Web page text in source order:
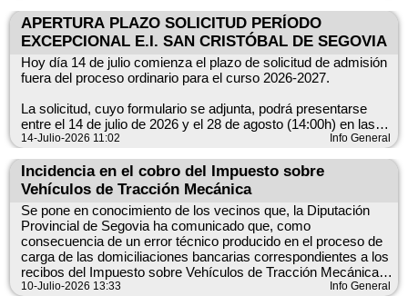
APERTURA PLAZO SOLICITUD PERÍODO
EXCEPCIONAL E.I. SAN CRISTÓBAL DE SEGOVIA
Hoy día 14 de julio comienza el plazo de solicitud de admisión
fuera del proceso ordinario para el curso 2026-2027.
La solicitud, cuyo formulario se adjunta, podrá presentarse
entre el 14 de julio de 2026 y el 28 de agosto (14:00h) en las
oficinas del ayuntamiento si nuestra escuela infantil es la
primera opción si nuestra escuela infantil no lo es, o de no ser
ello posible, en las direcciones provinciales de educación.
Las condiciones de excepcionalidad vienen indicadas en el
siguiente enlace:
https://www.educa.jcyl.es/es/ei-ep-bach-tva-27f5b/admision-
proceso-ordinario-excepcionalidad
14-Julio-2026 11:02 Info General
Incidencia en el cobro del Impuesto sobre
Vehículos de Tracción Mecánica
Se pone en conocimiento de los vecinos que, la Diputación
Provincial de Segovia ha comunicado que, como
consecuencia de un error técnico producido en el proceso de
carga de las domiciliaciones bancarias correspondientes a los
recibos del Impuesto sobre Vehículos de Tracción Mecánica
(IMVTM) de 2026 efectuadas con fecha de 3 de julio de 2026,
10-Julio-2026 13:33 Info General